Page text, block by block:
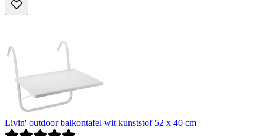
Livin' outdoor balkontafel wit kunststof 52 x 40 cm